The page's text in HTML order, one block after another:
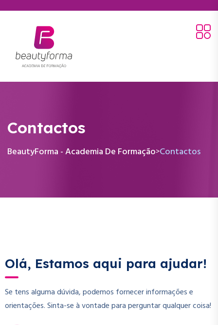
Contactos
BeautyForma - Academia De Formação>Contactos
Olá, Estamos aqui para ajudar!
Se tens alguma dúvida, podemos fornecer informações e
orientações. Sinta-se à vontade para perguntar qualquer coisa!